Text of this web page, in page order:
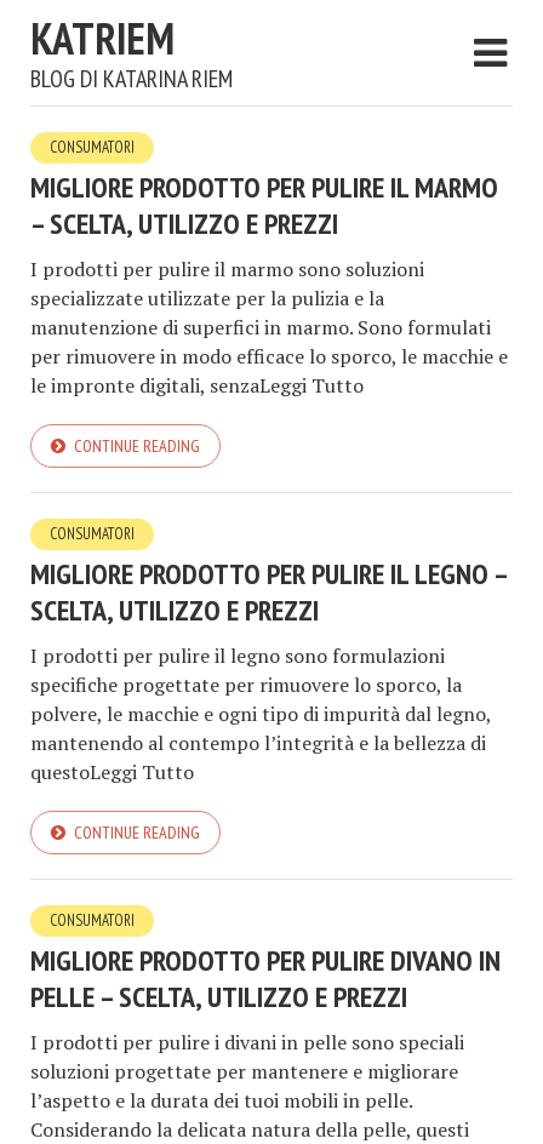
KATRIEM
BLOG DI KATARINA RIEM
CONSUMATORI
MIGLIORE PRODOTTO PER PULIRE IL MARMO
– SCELTA, UTILIZZO E PREZZI
I prodotti per pulire il marmo sono soluzioni
specializzate utilizzate per la pulizia e la
manutenzione di superfici in marmo. Sono formulati
per rimuovere in modo efficace lo sporco, le macchie e
le impronte digitali, senzaLeggi Tutto
CONTINUE READING
CONSUMATORI
MIGLIORE PRODOTTO PER PULIRE IL LEGNO –
SCELTA, UTILIZZO E PREZZI
I prodotti per pulire il legno sono formulazioni
specifiche progettate per rimuovere lo sporco, la
polvere, le macchie e ogni tipo di impurità dal legno,
mantenendo al contempo l’integrità e la bellezza di
questoLeggi Tutto
CONTINUE READING
CONSUMATORI
MIGLIORE PRODOTTO PER PULIRE DIVANO IN
PELLE – SCELTA, UTILIZZO E PREZZI
I prodotti per pulire i divani in pelle sono speciali
soluzioni progettate per mantenere e migliorare
l’aspetto e la durata dei tuoi mobili in pelle.
Considerando la delicata natura della pelle, questi